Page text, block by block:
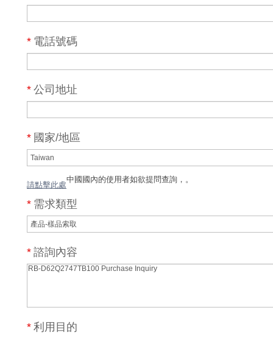
* 電話號碼
* 公司地址
* 國家/地區
中國國內的使用者如欲提問查詢，
請點擊此處
。
* 需求類型
* 諮詢內容
* 利用目的